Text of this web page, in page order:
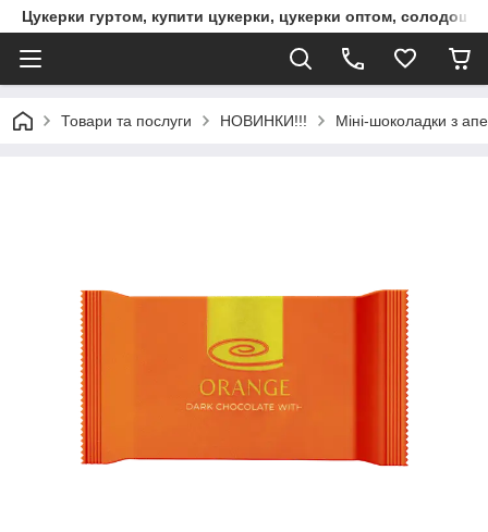
Цукерки гуртом, купити цукерки, цукерки оптом, солодощі
Товари та послуги НОВИНКИ!!! Міні-шоколадки з